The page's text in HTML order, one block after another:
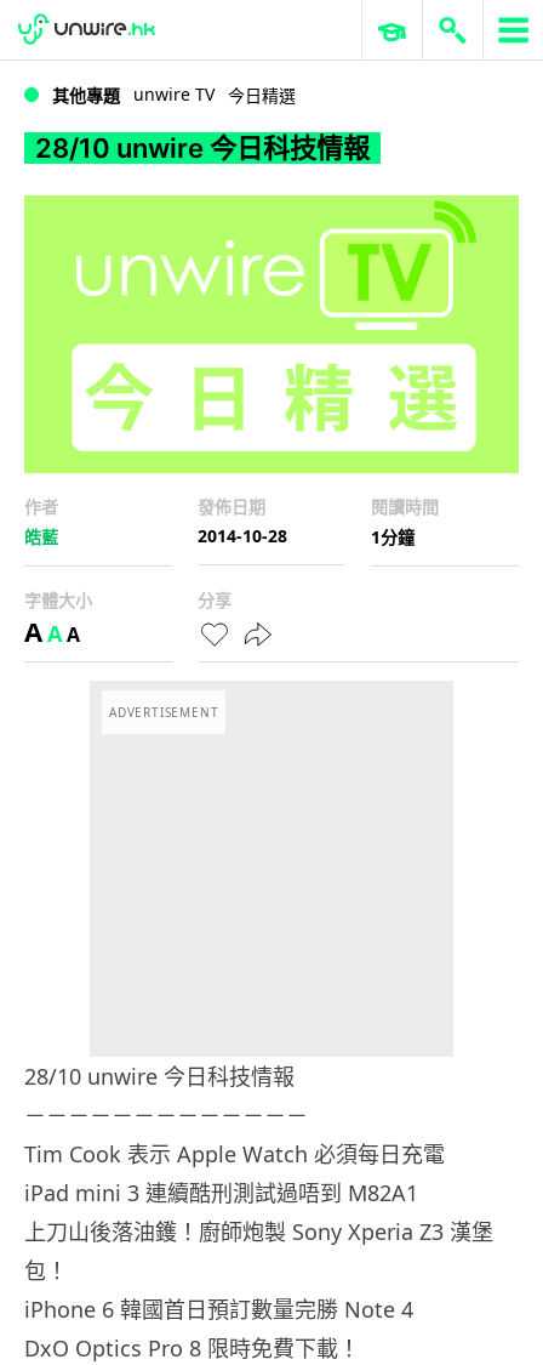
28/10 unwire 今日科技情報
WWDC 2026 ERP 與商業 AI
其他專題 unwire TV 今日精選
28/10 unwire 今日科技情報
作者
皓藍
發佈日期
2014-10-28
閱讀時間
1分鐘
字體大小
AAA
分享
ADVERTISEMENT
28/10 unwire 今日科技情報
－－－－－－－－－－－－－
Tim Cook 表示 Apple Watch 必須每日充電
iPad mini 3 連續酷刑測試過唔到 M82A1
上刀山後落油鑊！廚師炮製 Sony Xperia Z3 漢堡
包！
iPhone 6 韓國首日預訂數量完勝 Note 4
DxO Optics Pro 8 限時免費下載！